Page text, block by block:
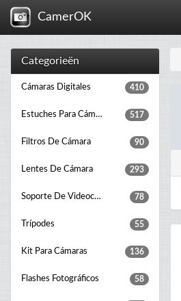
CamerOK
Categorieën
Cámaras Digitales 410
Estuches Para Cámaras Fotográficas 517
Filtros De Cámara 90
Lentes De Cámara 293
Soporte De Videocámara 78
Trípodes 55
Kit Para Cámaras 136
Flashes Fotográficos 58